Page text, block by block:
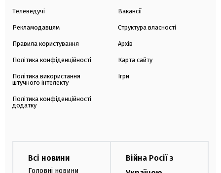
Телеведучі
Рекламодавцям
Правила користування
Політика конфіденційності
Політика використання
штучного інтелекту
Політика конфіденційності
додатку
Вакансії
Структура власності
Архів
Карта сайту
Ігри
Всі новини
Головні новини
Війна Росії з